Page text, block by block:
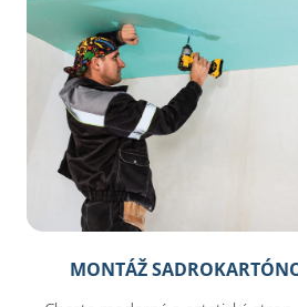
MONTÁŽ